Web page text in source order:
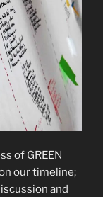
of GREEN
our timeline;
and